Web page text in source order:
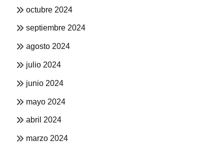
octubre 2024
septiembre 2024
agosto 2024
julio 2024
junio 2024
mayo 2024
abril 2024
marzo 2024